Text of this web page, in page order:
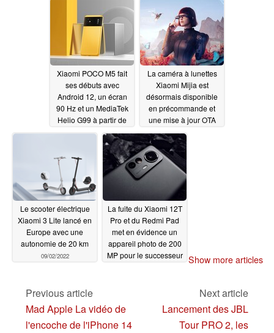
matière de charge
09/06/2022
Xiaomi POCO M5 fait
ses débuts avec
Android 12, un écran
90 Hz et un MediaTek
Helio G99 à partir de
189 €09/05/2022
La caméra à lunettes
Xiaomi Mijia est
désormais disponible
en précommande et
une mise à jour OTA
est annoncée
Le scooter électrique
Xiaomi 3 Lite lancé en
Europe avec une
autonomie de 20 km
09/02/2022
La fuite du Xiaomi 12T
Pro et du Redmi Pad
met en évidence un
appareil photo de 200
MP pour le successeur Show more articles
Previous article
Mad Apple La vidéo de
l'encoche de l'iPhone 14
Next article
Lancement des JBL
Tour PRO 2, les